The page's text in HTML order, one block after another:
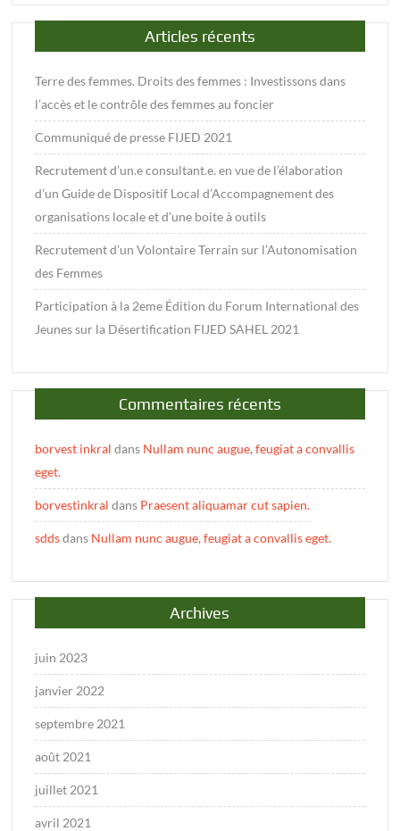
Articles récents
Terre des femmes. Droits des femmes : Investissons dans
l’accès et le contrôle des femmes au foncier
Communiqué de presse FIJED 2021
Recrutement d’un.e consultant.e. en vue de l’élaboration
d’un Guide de Dispositif Local d’Accompagnement des
organisations locale et d’une boite à outils
Recrutement d’un Volontaire Terrain sur l’Autonomisation
des Femmes
Participation à la 2eme Édition du Forum International des
Jeunes sur la Désertification FIJED SAHEL 2021
Commentaires récents
borvest inkral dans Nullam nunc augue, feugiat a convallis
eget.
borvestinkral dans Praesent aliquamar cut sapien.
sddsdans Nullam nunc augue, feugiat a convallis eget.
Archives
juin 2023
janvier 2022
septembre 2021
août 2021
juillet 2021
avril 2021